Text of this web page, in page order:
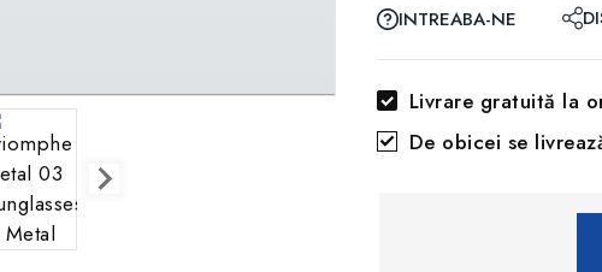
INTREABA-NE
Livrare gratuită la
De obicei se